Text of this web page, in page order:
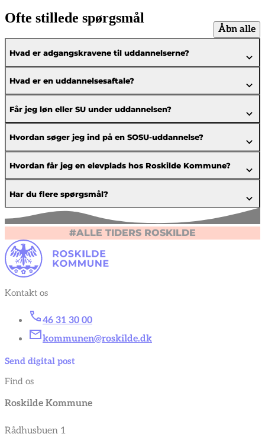
Ofte stillede spørgsmål
Åbn alle
Hvad er adgangskravene til uddannelserne?
Hvad er en uddannelsesaftale?
Får jeg løn eller SU under uddannelsen?
Hvordan søger jeg ind på en SOSU-uddannelse?
Hvordan får jeg en elevplads hos Roskilde Kommune?
Har du flere spørgsmål?
#ALLE TIDERS ROSKILDE
Kontakt os
46 31 30 00
kommunen@roskilde.dk
Send digital post
Find os
Roskilde Kommune
Rådhusbuen 1